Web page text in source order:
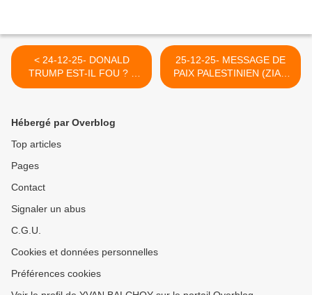
< 24-12-25- DONALD
TRUMP EST-IL FOU ? -
JOSE FORT- REEDITE DE
25-12-25- MESSAGE DE
PAIX PALESTINIEN (ZIAD
MEDDOUKH) >
Hébergé par Overblog
Top articles
Pages
Contact
Signaler un abus
C.G.U.
Cookies et données personnelles
Préférences cookies